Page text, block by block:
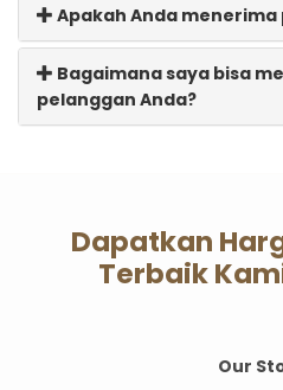
Apakah Anda
Bagaimana saya bisa
pelanggan Anda?
Dapatkan
Terbaik
Our